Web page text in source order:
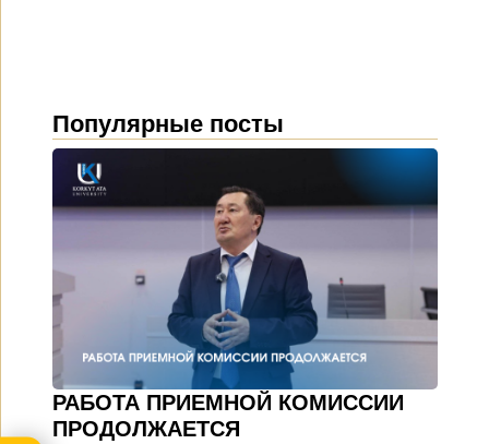
Популярные посты
РАБОТА ПРИЕМНОЙ КОМИССИИ
ПРОДОЛЖАЕТСЯ